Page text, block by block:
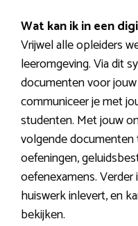
Wat kan ik in een
Vrijwel alle opleiders
leeromgeving. Via dit
documenten voor
communiceer je met
studenten. Met jouw
volgende documenten
oefeningen,
oefenexamens.
huiswerk inlevert, en
bekijken.